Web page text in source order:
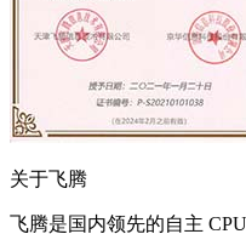
关于飞腾
飞腾是国内领先的自主